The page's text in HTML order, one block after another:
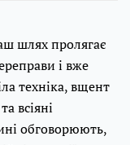
шлях пролягає
і вже
техніка, вщент
всіяні
обговорюють,